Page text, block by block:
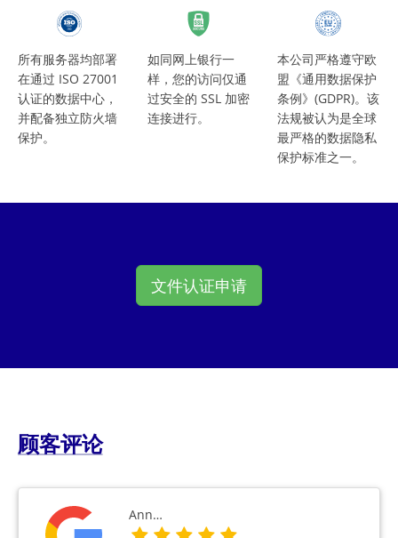
所有服务器均部署
在通过 ISO 27001
认证的数据中心，
并配备独立防火墙
保护。
如同网上银行一
样，您的访问仅通
过安全的 SSL 加密
连接进行。
本公司严格遵守欧
盟《通用数据保护
条例》(GDPR)。该
法规被认为是全球
最严格的数据隐私
保护标准之一。
文件认证申请
顾客评论
Ann…